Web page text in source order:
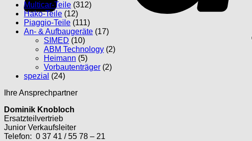
Multicar-Teile (312)
Hako-Teile (12)
Piaggio-Teile (111)
An- & Aufbaugeräte (17)
SIMED (10)
ABM Technology (2)
Heimann (5)
Vorbautenträger (2)
spezial (24)
Ihre Ansprechpartner
Dominik Knobloch
Ersatzteilvertrieb
Junior Verkaufsleiter
Telefon: 0 37 41 / 55 78 – 21